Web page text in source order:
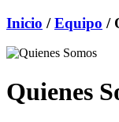
Inicio /Equipo /
Quienes